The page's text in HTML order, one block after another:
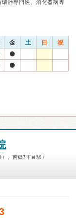
器専門医、消化器病専
金 土 日 祝
、南郷7丁目駅）